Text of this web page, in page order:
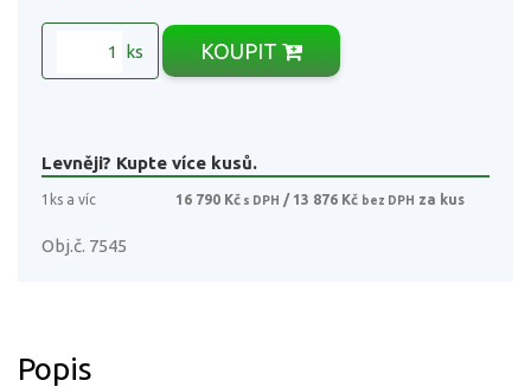
ks KOUPIT
Levněji? Kupte více kusů.
1ks a víc 16 790 Kč s DPH / 13 876 Kč bez DPH za kus
Obj.č. 7545
Popis